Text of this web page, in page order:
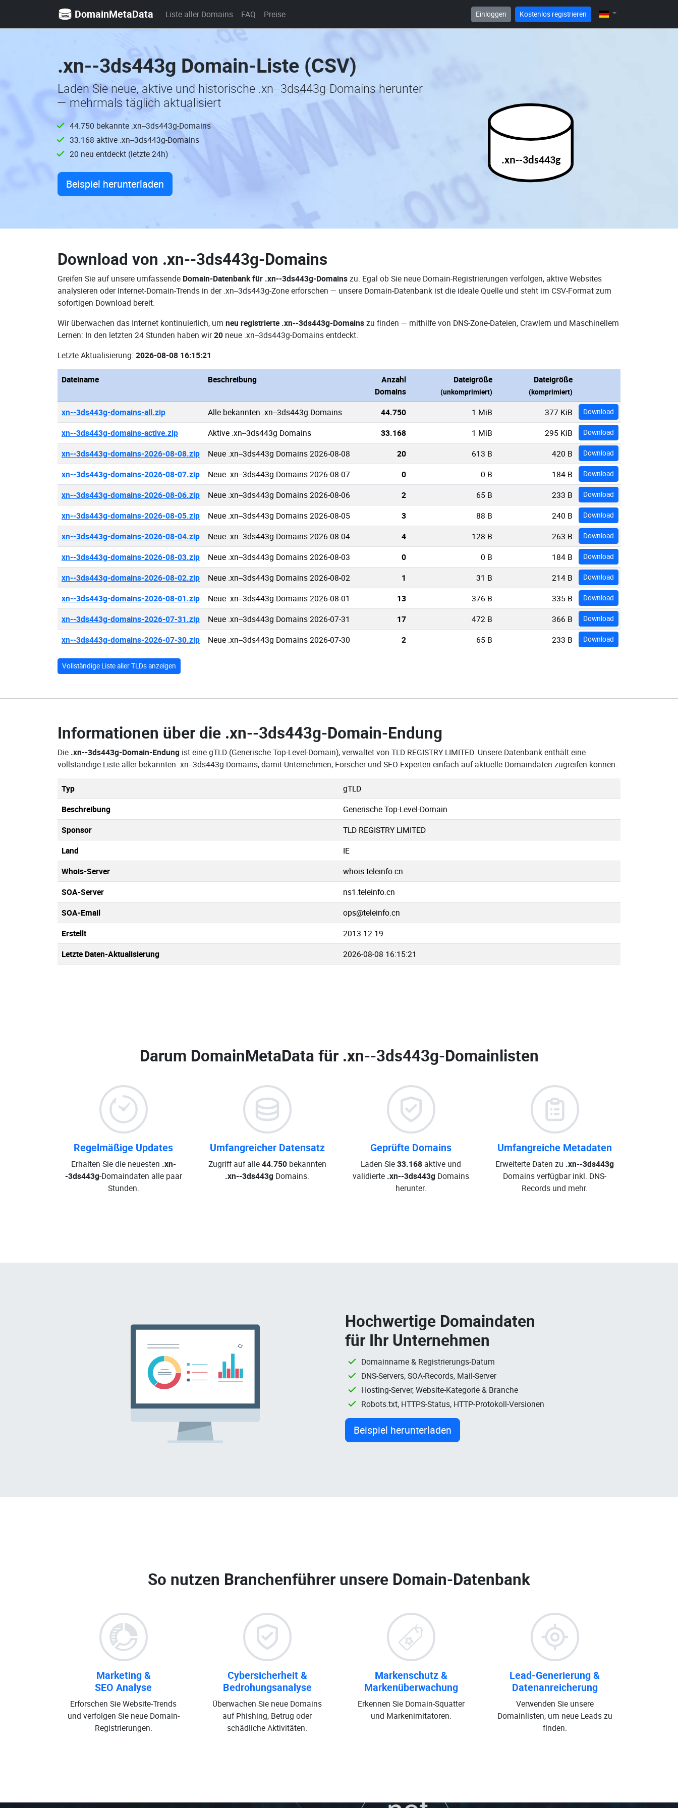
DomainMetaData Liste aller Domains FAQ Preise Einloggen Kostenlos registrieren
.xn--3ds443g Domain-Liste (CSV)
Laden Sie neue, aktive und historische .xn--3ds443g-Domains herunter
— mehrmals täglich aktualisiert
44.750 bekannte .xn--3ds443g-Domains
33.168 aktive .xn--3ds443g-Domains
20 neu entdeckt (letzte 24h)
Beispiel herunterladen
.xn--3ds443g
Download von .xn--3ds443g-Domains
Greifen Sie auf unsere umfassende Domain-Datenbank für .xn--3ds443g-Domainszu. Egal ob Sie neue Domain-Registrierungen verfolgen, aktive Websites
analysieren oder Internet-Domain-Trends in der .xn--3ds443g-Zone erforschen — unsere Domain-Datenbank ist die ideale Quelle und steht im CSV-Format zum
sofortigen Download bereit.
Wir überwachen das Internet kontinuierlich, um neu registrierte .xn--3ds443g-Domainszu finden — mithilfe von DNS-Zone-Dateien, Crawlern und Maschinellem
Lernen: In den letzten 24 Stunden haben wir20 neue .xn--3ds443g-Domains entdeckt.
Letzte Aktualisierung: 2026-08-08 16:15:21
Dateiname Beschreibung
Anzahl
Domains
Dateigröße
(unkomprimiert)
Dateigröße
(komprimiert)
xn--3ds443g-domains-all.zip Alle bekannten .xn--3ds443g Domains 44.750 1 MiB 377 KiB Download
xn--3ds443g-domains-active.zip Aktive .xn--3ds443g Domains 33.168 1 MiB 295 KiB Download
xn--3ds443g-domains-2026-08-08.zip Neue .xn--3ds443g Domains 2026-08-08 20 613 B 420 B Download
xn--3ds443g-domains-2026-08-07.zip Neue .xn--3ds443g Domains 2026-08-07 0 0 B 184 B Download
xn--3ds443g-domains-2026-08-06.zip Neue .xn--3ds443g Domains 2026-08-06 2 65 B 233 B Download
xn--3ds443g-domains-2026-08-05.zip Neue .xn--3ds443g Domains 2026-08-05 3 88 B 240 B Download
xn--3ds443g-domains-2026-08-04.zip Neue .xn--3ds443g Domains 2026-08-04 4 128 B 263 B Download
xn--3ds443g-domains-2026-08-03.zip Neue .xn--3ds443g Domains 2026-08-03 0 0 B 184 B Download
xn--3ds443g-domains-2026-08-02.zip Neue .xn--3ds443g Domains 2026-08-02 1 31 B 214 B Download
xn--3ds443g-domains-2026-08-01.zip Neue .xn--3ds443g Domains 2026-08-01 13 376 B 335 B Download
xn--3ds443g-domains-2026-07-31.zip Neue .xn--3ds443g Domains 2026-07-31 17 472 B 366 B Download
xn--3ds443g-domains-2026-07-30.zip Neue .xn--3ds443g Domains 2026-07-30 2 65 B 233 B Download
Vollständige Liste aller TLDs anzeigen
Informationen über die .xn--3ds443g-Domain-Endung
Die .xn--3ds443g-Domain-Endung ist eine gTLD (Generische Top-Level-Domain), verwaltet von TLD REGISTRY LIMITED. Unsere Datenbank enthält eine
vollständige Liste aller bekannten .xn--3ds443g-Domains, damit Unternehmen, Forscher und SEO-Experten einfach auf aktuelle Domaindaten zugreifen können.
Typ
gTLD
Beschreibung
Generische Top-Level-Domain
Sponsor
TLD REGISTRY LIMITED
Land
IE
Whois-Server
whois.teleinfo.cn
SOA-Server
ns1.teleinfo.cn
SOA-Email
ops@teleinfo.cn
Erstellt
2013-12-19
Letzte Daten-Aktualisierung
2026-08-08 16:15:21
Darum DomainMetaData für .xn--3ds443g-Domainlisten
Regelmäßige Updates
Erhalten Sie die neuesten .xn-
-3ds443g-Domaindaten alle paar
Stunden.
Umfangreicher Datensatz
Zugriff auf alle44.750bekannten
.xn--3ds443g Domains.
Geprüfte Domains
Laden Sie33.168 aktive und
validierte .xn--3ds443g Domains
herunter.
Umfangreiche Metadaten
Erweiterte Daten zu .xn--3ds443g
Domains verfügbar inkl. DNS-
Records und mehr.
Hochwertige Domaindaten
für Ihr Unternehmen
Domainname & Registrierungs-Datum
DNS-Servers, SOA-Records, Mail-Server
Hosting-Server, Website-Kategorie & Branche
Robots.txt, HTTPS-Status, HTTP-Protokoll-Versionen
Beispiel herunterladen
So nutzen Branchenführer unsere Domain-Datenbank
Marketing &
SEO Analyse
Erforschen Sie Website-Trends
und verfolgen Sie neue Domain-
Registrierungen.
Cybersicherheit &
Bedrohungsanalyse
Überwachen Sie neue Domains
auf Phishing, Betrug oder
schädliche Aktivitäten.
Markenschutz &
Markenüberwachung
Erkennen Sie Domain-Squatter
und Markenimitatoren.
Lead-Generierung &
Datenanreicherung
Verwenden Sie unsere
Domainlisten, um neue Leads zu
finden.